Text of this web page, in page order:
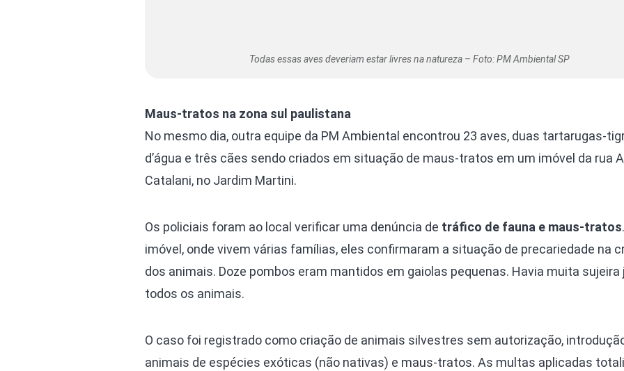
Todas essas aves deveriam estar livres na natureza – Foto: PM Ambiental SP
Maus-tratos na zona sul paulistana
No mesmo dia, outra equipe da PM Ambiental encontrou 23 aves, duas tartarugas-
d’água e três cães sendo criados em situação de maus-tratos em um imóvel da rua
Catalani, no Jardim Martini.
Os policiais foram ao local verificar uma denúncia de tráfico de fauna e maus-tratos
imóvel, onde vivem várias famílias, eles confirmaram a situação de precariedade na
dos animais. Doze pombos eram mantidos em gaiolas pequenas. Havia muita sujeira
todos os animais.
O caso foi registrado como criação de animais silvestres sem autorização,
animais de espécies exóticas (não nativas) e maus-tratos. As multas aplicadas